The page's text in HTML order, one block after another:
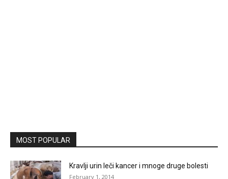
MOST POPULAR
Kravlji urin leči kancer i mnoge druge bolesti
February 1, 2014